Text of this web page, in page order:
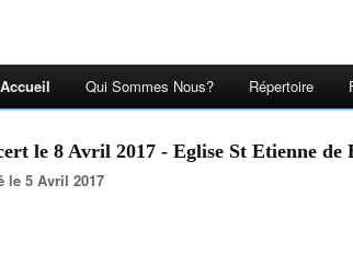
Accueil Qui Sommes Nous? Répertoire
le 8 Avril 2017 - Eglise St Etienne
le 5 Avril 2017